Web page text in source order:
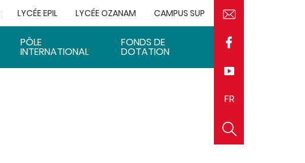
LYCÉE EPIL LYCÉE OZANAM CAMPUS SUP
PÔLE
INTERNATIONAL
FONDS DE
DOTATION
FR
EN